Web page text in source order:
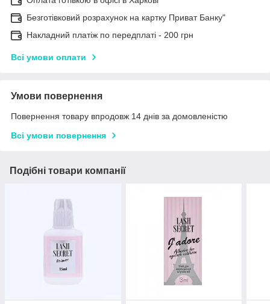
Безготівковий розрахунок на картку Приват Банку"
Накладний платіж по передплаті - 200 грн
Всі умови оплати
Умови повернення
Повернення товару впродовж 14 днів за домовленістю
Всі умови повернення
Подібні товари компанії